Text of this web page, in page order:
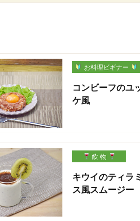
お料理ビギナー
コンビーフのユ
ケ風
飲 物
キウイのティラ
ス風スムージー